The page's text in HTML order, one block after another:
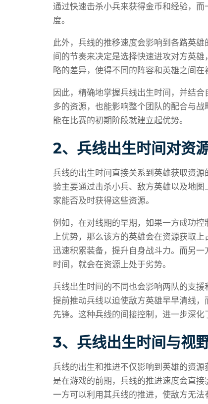
通过快速击杀小兵来获得金币和经验，
度。
此外，兵线的推移速度会影响到各路英
间的节奏来决定是选择快速进攻对方英
略的差异，使得不同的阵容和英雄之间在
因此，精确地掌握兵线出生时间，并结
多的资源，也能影响整个团队的配合与
能在比赛的初期阶段就建立起优势。
2、兵线出生时间对资
兵线的出生时间直接关系到英雄获取资
验主要通过击杀小兵、敌方英雄以及地
家能否及时获得这些资源。
例如，在对线期的早期，如果一方成功
上优势，那么该方的英雄会在资源获取
迅速积累装备，提升自身战斗力。而另
时间，就会在资源上处于劣势。
兵线出生时间的不同也会影响两队的支
提前推动兵线以迫使敌方英雄早早清线
先锋。这种兵线的间接控制，进一步深化
3、兵线出生时间与视
兵线的出生和推进不仅影响到英雄的资
是在游戏的前期，兵线的推进速度会直
一方可以利用其兵线的推进，使敌方无法